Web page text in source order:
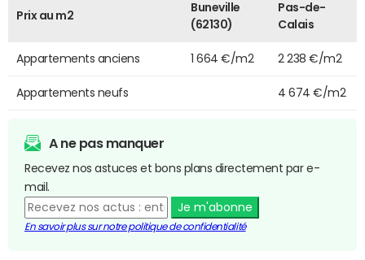
Prix au m2
Buneville
(62130)
Pas-de-
Calais
Appartements anciens 1 664 €/m2 2 238 €/m2
Appartements neufs 4 674 €/m2
A ne pas manquer
Recevez nos astuces et bons plans directement par e-
mail.
Je m'abonne
En savoir plus sur notre politique de confidentialité